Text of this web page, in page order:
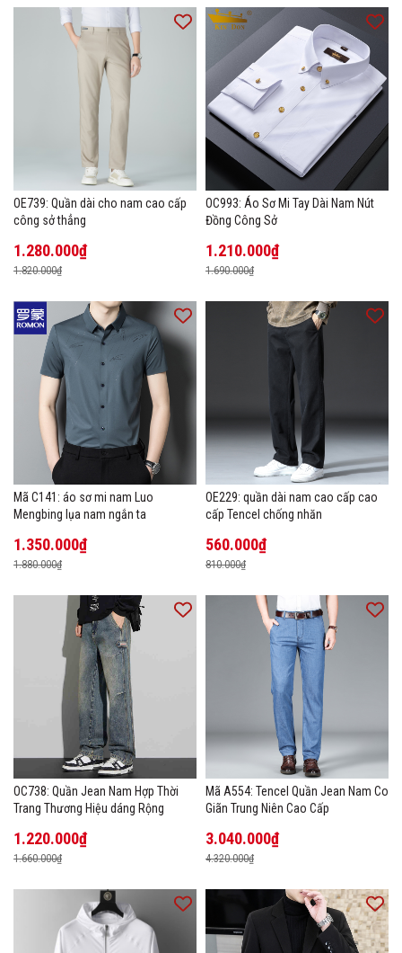
OE739: Quần dài cho nam cao cấp
công sở thẳng
1.280.000₫
1.820.000₫
OC993: Áo Sơ Mi Tay Dài Nam Nút
Đồng Công Sở
1.210.000₫
1.690.000₫
Mã C141: áo sơ mi nam Luo
Mengbing lụa nam ngắn ta
1.350.000₫
1.880.000₫
OE229: quần dài nam cao cấp cao
cấp Tencel chống nhăn
560.000₫
810.000₫
OC738: Quần Jean Nam Hợp Thời
Trang Thương Hiệu dáng Rộng
1.220.000₫
1.660.000₫
Mã A554: Tencel Quần Jean Nam Co
Giãn Trung Niên Cao Cấp
3.040.000₫
4.320.000₫